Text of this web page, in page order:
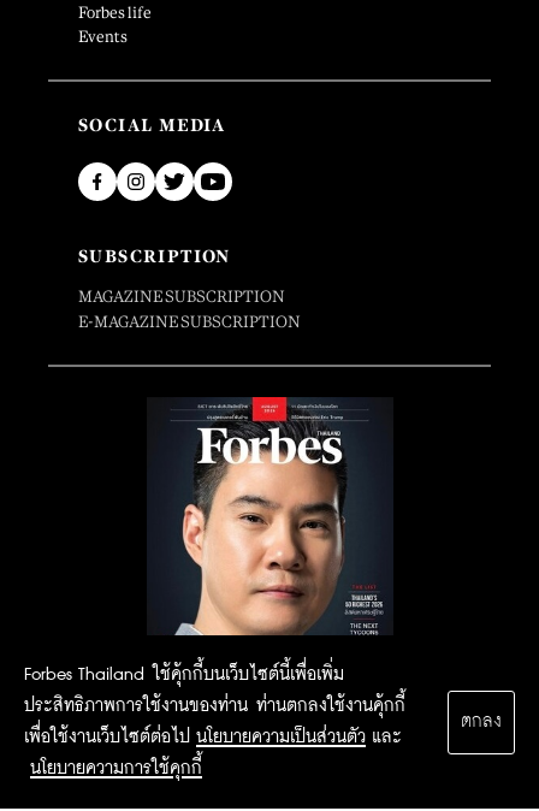
Forbes Thailand ใช้คุ้กกี้บนเว็บไซต์นี้เพื่อเพิ่ม
ประสิทธิภาพการใช้งานของท่าน ท่านตกลงใช้งานคุ้กกี้
เพื่อใช้งานเว็บไซต์ต่อไป นโยบายความเป็นส่วนตัว และ
นโยบายความการใช้คุกกี้
ตกลง
Forbes life
Events
SOCIAL MEDIA
SUBSCRIPTION
MAGAZINE SUBSCRIPTION
E-MAGAZINE SUBSCRIPTION
2015 Forbesthailand.com ALL RIGHTS RESERVED